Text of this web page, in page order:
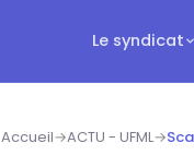
Le syndicat
Accueil→ACTU - UFML→